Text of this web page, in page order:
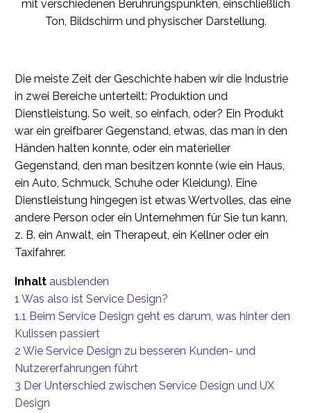
Die meiste Zeit der Geschichte haben wir die Industrie
in zwei Bereiche unterteilt: Produktion und
Dienstleistung. So weit, so einfach, oder? Ein Produkt
war ein greifbarer Gegenstand, etwas, das man in den
Händen halten konnte, oder ein materieller
Gegenstand, den man besitzen konnte (wie ein Haus,
ein Auto, Schmuck, Schuhe oder Kleidung). Eine
Dienstleistung hingegen ist etwas Wertvolles, das eine
andere Person oder ein Unternehmen für Sie tun kann,
z. B. ein Anwalt, ein Therapeut, ein Kellner oder ein
Taxifahrer.
Inhalt ausblenden
1 Was also ist Service Design?
1.1 Beim Service Design geht es darum, was hinter den
Kulissen passiert
2 Wie Service Design zu besseren Kunden- und
Nutzererfahrungen führt
3 Der Unterschied zwischen Service Design und UX
Design